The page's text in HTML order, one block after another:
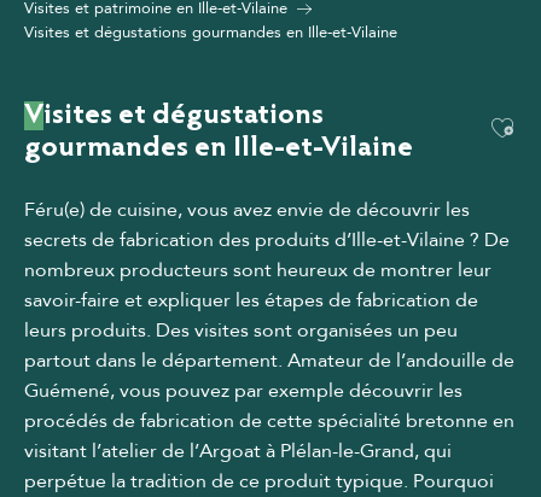
Visites et patrimoine en Ille-et-Vilaine
Visites et dégustations gourmandes en Ille-et-Vilaine
Visites et dégustations
gourmandes en Ille-et-Vilaine
Féru(e) de cuisine, vous avez envie de découvrir les
secrets de fabrication des produits d’Ille-et-Vilaine ? De
nombreux producteurs sont heureux de montrer leur
savoir-faire et expliquer les étapes de fabrication de
leurs produits. Des visites sont organisées un peu
partout dans le département. Amateur de l’andouille de
Guémené, vous pouvez par exemple découvrir les
procédés de fabrication de cette spécialité bretonne en
visitant l’atelier de l’Argoat à Plélan-le-Grand, qui
perpétue la tradition de ce produit typique. Pourquoi